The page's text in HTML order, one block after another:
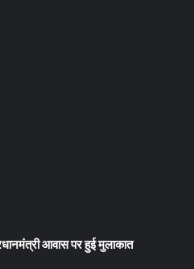
आवास पर हुई मुलाकात